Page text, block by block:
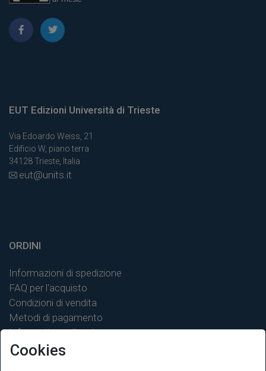
EUT Edizioni Università di Trieste
Via Edoardo Weiss, 21
Edificio W, piano terra
34128 Trieste, Italia
eut@units.it
ORDINI
Informazioni di spedizione
FAQ per l'acquisto
Condizioni di vendita
Metodi di pagamento
Informativa sulla privacy
Cookies